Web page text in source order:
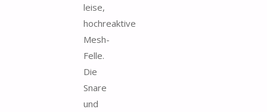
leise,
hochreaktive
Mesh-
Felle.
Die
Snare
und